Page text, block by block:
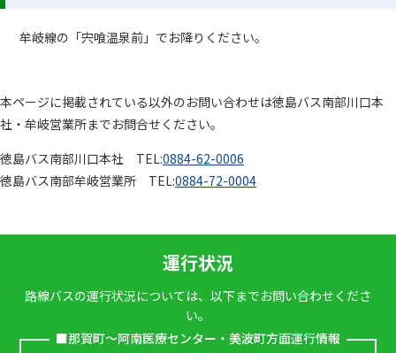
牟岐線の「宍喰温泉前」でお降りください。
本ページに掲載されている以外のお問い合わせは徳島バス南部川口本
社・牟岐営業所までお問合せください。
徳島バス南部川口本社 TEL:0884-62-0006
徳島バス南部牟岐営業所 TEL:0884-72-0004
運行状況
路線バスの運行状況については、以下までお問い合わせくださ
い。
那賀町～阿南医療センター・美波町方面運行情報